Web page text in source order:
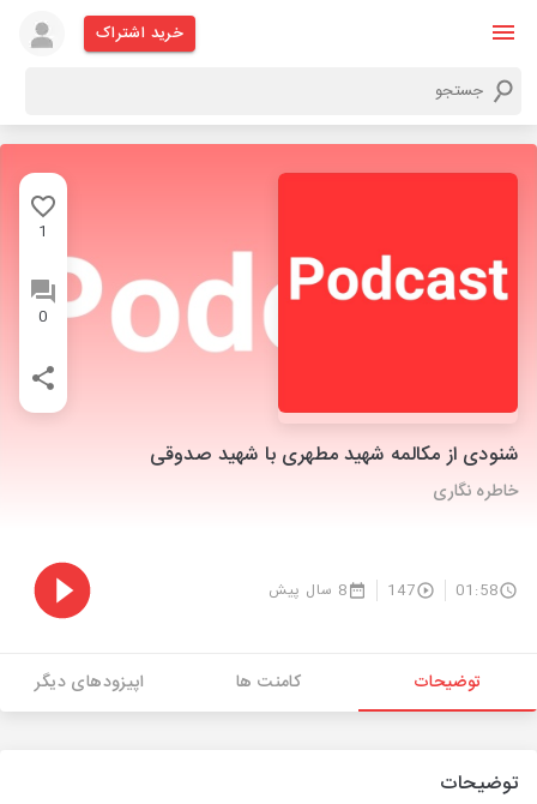
خرید اشتراک
1
0
شنودی از مکالمه شهید مطهری با شهید صدوقی
خاطره نگاری
01:58
147 8 سال پیش
توضیحات کامنت ها اپیزودهای دیگر
توضیحات